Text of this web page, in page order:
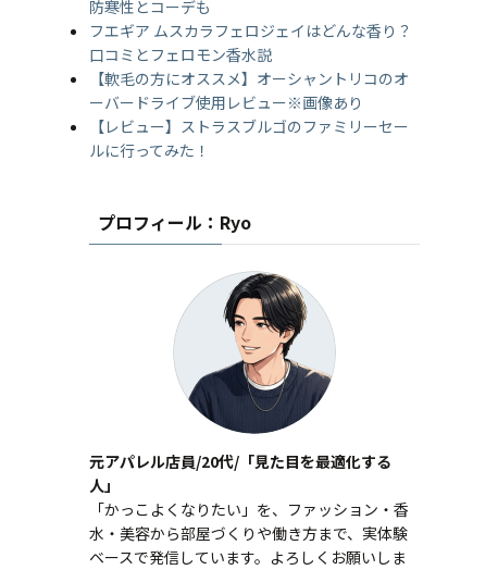
防寒性とコーデも
フエギア ムスカラフェロジェイはどんな香り？
口コミとフェロモン香水説
【軟毛の方にオススメ】オーシャントリコのオ
ーバードライブ使用レビュー※画像あり
【レビュー】ストラスブルゴのファミリーセー
ルに行ってみた！
プロフィール：Ryo
元アパレル店員/20代/「見た目を最適化する
人」
「かっこよくなりたい」を、ファッション・香
水・美容から部屋づくりや働き方まで、実体験
ベースで発信しています。よろしくお願いしま